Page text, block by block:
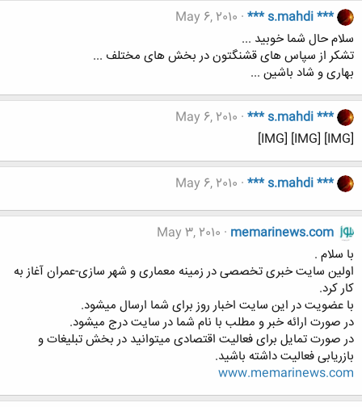
*** s.mahdi ***
May 6, 2010
سلام حال شما خوبید ...
تشکر از سپاس های قشنگتون در بخش های مختلف ...
بهاری و شاد باشین ...
*** s.mahdi ***
May 6, 2010
[IMG] [IMG] [IMG]
*** s.mahdi ***
May 6, 2010
memarinews.com
May 3, 2010
با سلام .
اولین سایت خبری تخصصی در زمینه معماری و شهر سازی-عمران آغاز به
کار کرد.
با عضویت در این سایت اخبار روز برای شما ارسال میشود.
در صورت ارائه خبر و مطلب با نام شما در سایت درج میشود.
در صورت تمایل برای فعالیت اقتصادی میتوانید در بخش تبلیغات و
بازریابی فعالیت داشته باشید.
www.memarinews.com